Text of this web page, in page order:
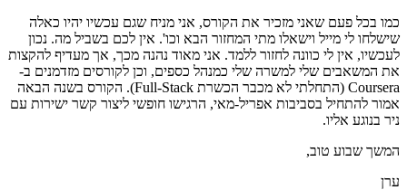
כמו בכל פעם שאני מזכיר את הקורס, אני מניח שגם עכשיו יהיו כאלה
שישלחו לי מייל וישאלו מתי המחזור הבא וכו'. אין לכם בשביל מה. נכון
לעכשיו, אין לי כוונה לחזור ללמד. אני מאוד נהנה מכך, אך מעדיף להקצות
את המשאבים שלי למשרה שלי כמנהל כספים, וכן לקורסים מזדמנים ב-
Coursera (התחלתי לא מכבר הכשרת Full-Stack). הקורס בשנה הבאה
אמור להתחיל בסביבות אפריל-מאי, הרגישו חופשי ליצור קשר ישירות עם
ניר בנוגע אליו.
המשך שבוע טוב,
ערן